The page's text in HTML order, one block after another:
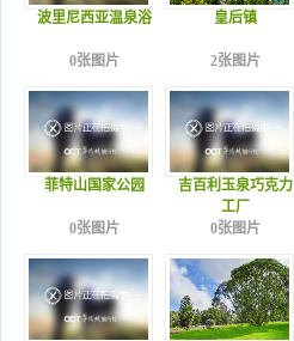
波里尼西亚温泉浴
0张图片
皇后镇
2张图片
菲特山国家公园
0张图片
吉百利玉泉巧克力
工厂
0张图片